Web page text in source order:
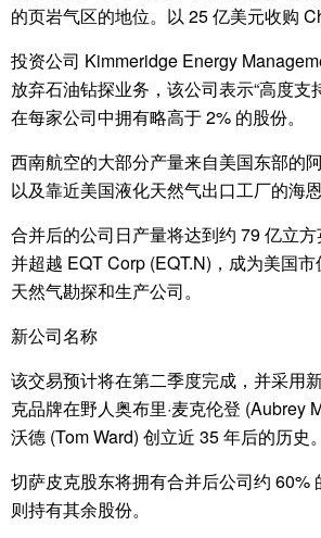
的页岩气区的地位。以 25 亿美元收购
投资公司 Kimmeridge Energy
放弃石油钻探业务，该公司表示“高度支
在每家公司中拥有略高于 2% 的股份。
西南航空的大部分产量来自美国东部的
以及靠近美国液化天然气出口工厂的海
合并后的公司日产量将达到约 79 亿立方
并超越 EQT Corp (EQT.N)，成为美国
天然气勘探和生产公司。
新公司名称
该交易预计将在第二季度完成，并采用
克品牌在野人奥布里·麦克伦登 (Aubrey
沃德 (Tom Ward) 创立近 35 年后的历史。
切萨皮克股东将拥有合并后公司约 60%
则持有其余股份。